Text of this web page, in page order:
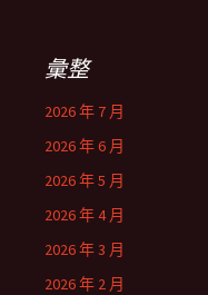
彙整
2026 年 7 月
2026 年 6 月
2026 年 5 月
2026 年 4 月
2026 年 3 月
2026 年 2 月